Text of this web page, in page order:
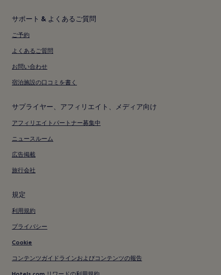
サポート & よくあるご質問
ご予約
よくあるご質問
お問い合わせ
宿泊施設の口コミを書く
サプライヤー、アフィリエイト、メディア向け
アフィリエイトパートナー募集中
ニュースルーム
広告掲載
旅行会社
規定
利用規約
プライバシー
Cookie
コンテンツガイドラインおよびコンテンツの報告